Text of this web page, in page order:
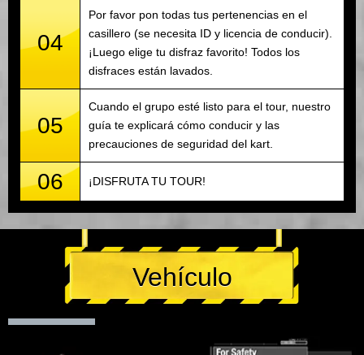
04
Por favor pon todas tus pertenencias en el
casillero (se necesita ID y licencia de conducir).
¡Luego elige tu disfraz favorito! Todos los
disfraces están lavados.
05
Cuando el grupo esté listo para el tour, nuestro
guía te explicará cómo conducir y las
precauciones de seguridad del kart.
06 ¡DISFRUTA TU TOUR!
Vehículo